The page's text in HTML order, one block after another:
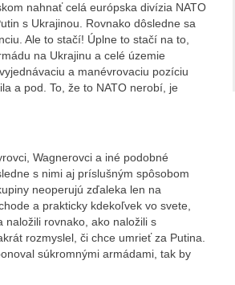
nahnať celá európska divízia NATO
s Ukrajinou. Rovnako dôsledne sa
Ale to stačí! Úplne to stačí na to,
na Ukrajinu a celé územie
a manévrovaciu pozíciu
a pod. To, že to NATO nerobí, je
Wagnerovci a iné podobné
s nimi aj príslušným spôsobom
neoperujú zďaleka len na
a prakticky kdekoľvek vo svete,
naložili rovnako, ako naložili s
rozmyslel, či chce umrieť za Putina.
súkromnými armádami, tak by